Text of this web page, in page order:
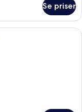
Se priser
med to senge, et